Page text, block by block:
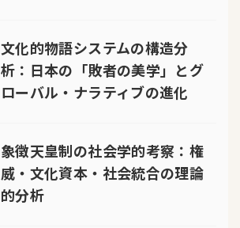
文化的物語システムの構造分
析：日本の「敗者の美学」とグ
ローバル・ナラティブの進化
象徴天皇制の社会学的考察：権
威・文化資本・社会統合の理論
的分析